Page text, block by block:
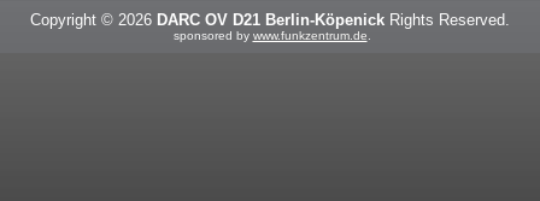
Copyright © 2026 DARC OV D21 Berlin-Köpenick Rights Reserved.
sponsored by www.funkzentrum.de